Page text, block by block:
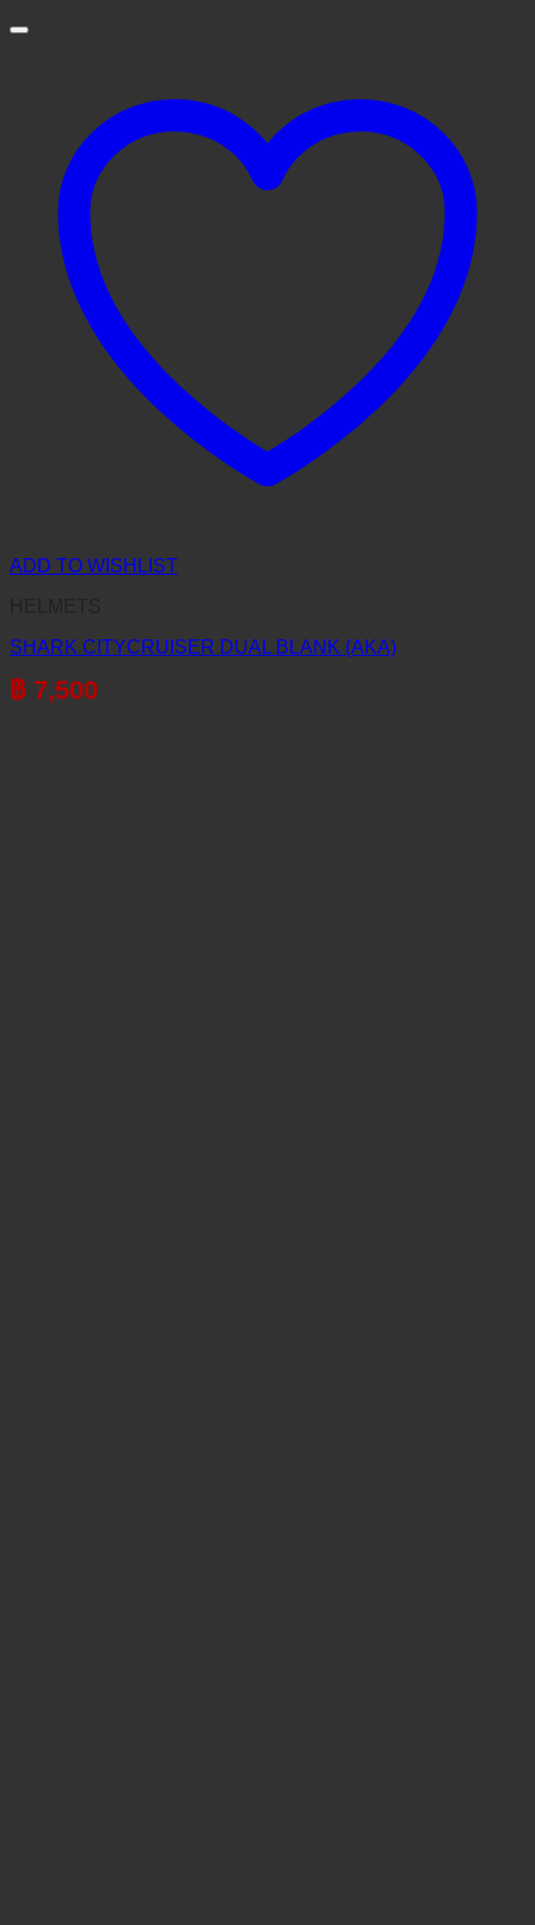
ADD TO WISHLIST
SHARK CITYCRUISER DUAL BLANK (AKA)
฿ 7,500